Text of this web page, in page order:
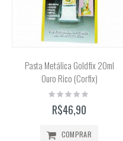
Pasta Metálica Goldfix 20ml
Ouro Rico (Corfix)
Rating:
0%
R$46,90
COMPRAR